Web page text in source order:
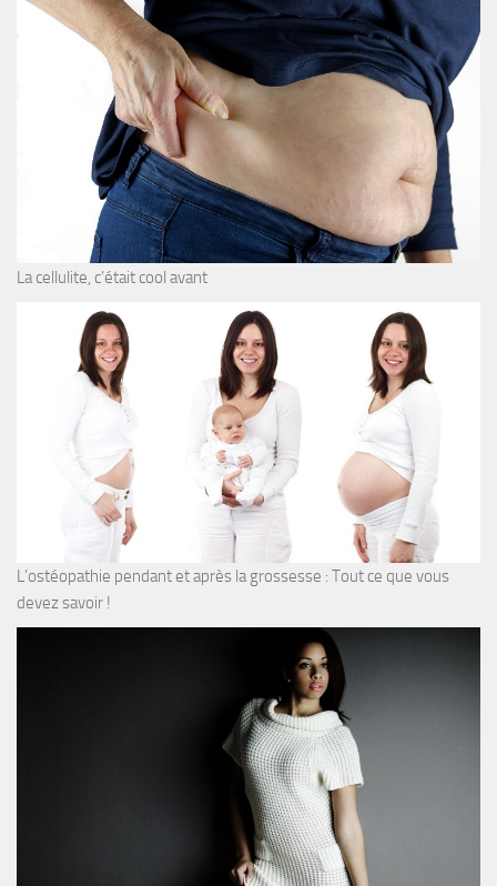
La cellulite, c’était cool avant
L’ostéopathie pendant et après la grossesse : Tout ce que vous
devez savoir !